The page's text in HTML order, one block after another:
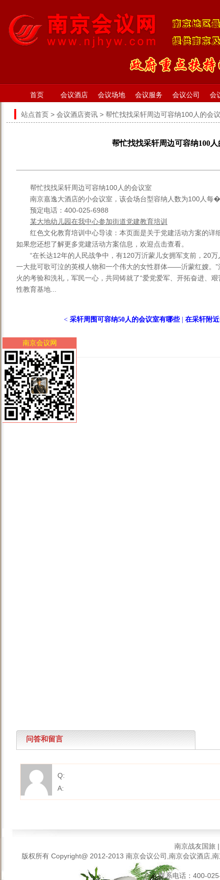
首页 会议酒店 会议场地 会议服务 会议公司 会
站点首页 > 会议酒店资讯 > 帮忙找找采轩周边可容纳100人的会
帮忙找找采轩周边可容纳100
帮忙找找采轩周边可容纳100人的会议室
南京嘉逸大酒店的小会议室，该会场台型容纳人数为100人
预定电话：400-025-6988
某大地幼儿园在我中心参加街道党建教育培训
红色文化教育培训中心导读：本页面是关于党建活动方案的详
如果您还想了解更多党建活动方案信息，欢迎点击查看。
“在长达12年的人民战争中，有120万沂蒙儿女拥军支前，20
一大批可歌可泣的英模人物和一个伟大的女性群体——沂蒙红嫂。
火的考验和洗礼，军民一心，共同铸就了“爱党爱军、开拓奋进、
性教育基地...
< 采轩周围可容纳50人的会议室有哪些| 在采轩附
问答和留言
Q:
A:
南京战友国旅
版权所有 Copyright@ 2012-2013 南京会议公司,南京会议酒店,
联系电话：400-
南京会议网